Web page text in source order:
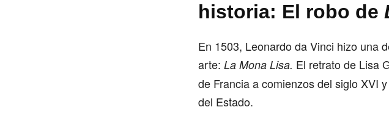
historia: El robo de
En 1503, Leonardo da Vinci hizo una
arte: La Mona Lisa. El retrato de Lisa
de Francia a comienzos del siglo XVI
del Estado.